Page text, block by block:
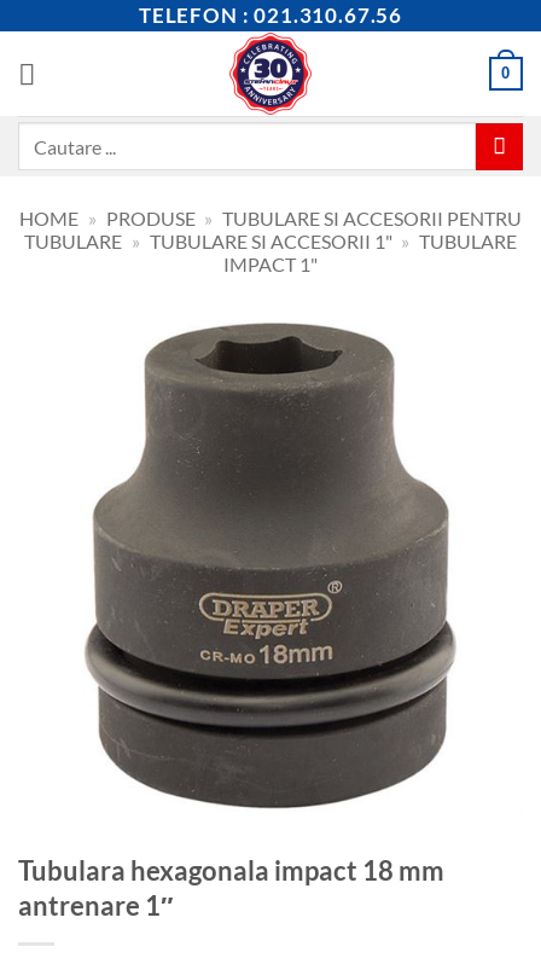
content
TELEFON : 021.310.67.56
0
HOME » PRODUSE » TUBULARE SI ACCESORII PENTRU
TUBULARE » TUBULARE SI ACCESORII 1" » TUBULARE
IMPACT 1"
Tubulara hexagonala impact 18 mm
antrenare 1″